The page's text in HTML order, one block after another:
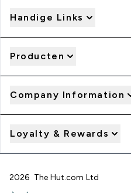
Handige Links
Producten
Company Information
Loyalty & Rewards
2026 The Hut.com Ltd